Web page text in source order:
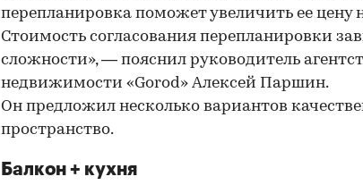
перепланировка поможет увеличить ее цену
Стоимость согласования перепланировки
сложности», — пояснил руководитель
недвижимости «Gorod» Алексей Паршин.
Он предложил несколько вариантов
пространство.
Балкон + кухня